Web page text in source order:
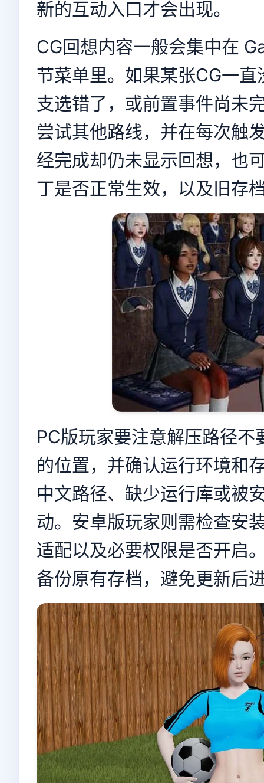
新的互动入口才会出现。
CG回想内容一般会集中在
节菜单里。如果某张CG一
支选错了，或前置事件尚未
尝试其他路线，并在每次触
经完成却仍未显示回想，也
丁是否正常生效，以及旧存
PC版玩家要注意解压路径
的位置，并确认运行环境和
中文路径、缺少运行库或被
动。安卓版玩家则需检查安
适配以及必要权限是否开启
备份原有存档，避免更新后